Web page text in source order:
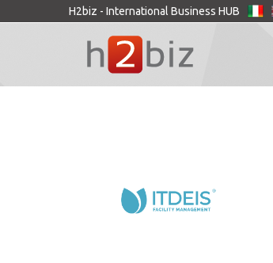
H2biz - International Business HUB